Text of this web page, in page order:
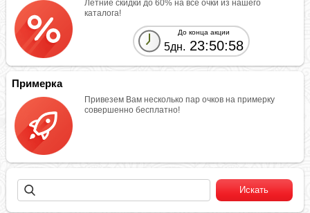
Летние скидки до 60% на все очки из нашего
каталога!
До конца акции
5дн. 23:50:58
Примерка
Привезем Вам несколько пар очков на примерку
совершенно бесплатно!